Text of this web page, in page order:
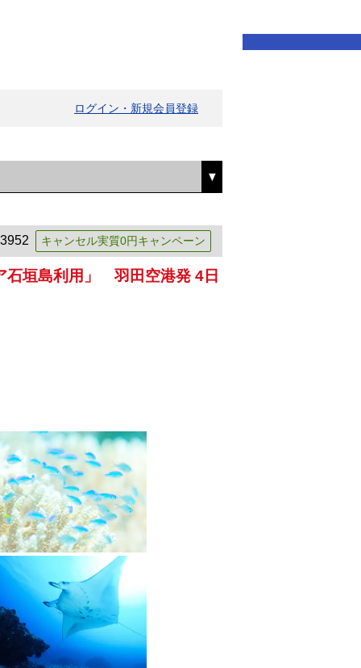
ログイン・新規会員登録
キャンセル実質0円キャンペーン
石垣島利用」 羽田空港発 4日